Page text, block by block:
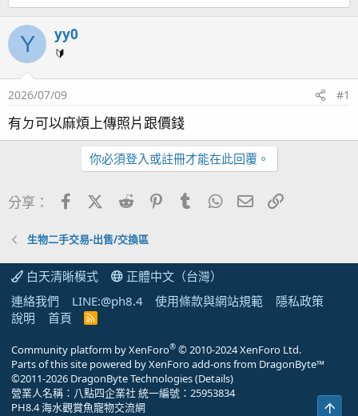
Y yy0
🔰
2026/07/09 #1
有ㄉ可以麻煩上傳照片跟價錢
你必須登入或註冊才能在此回覆。
分享： FacebookX (Twitter)
Reddit PinterestTumblrWhatsApp電子郵件
生物二手交易-出售/交換區
白天清晰模式
正體中文（台灣）
連絡我們
LINE:@ph8.4 使用條款與網站規範
隱私政策
說明
首頁
R
Community platform by XenForo® © 2010-2024 XenForo Ltd.
Parts of this site powered byXenForo add-ons from DragonByte™
©2011-2026 DragonByte Technologies(Details)
營業人名稱：八點四企業社 統一編號：25953834
PH8.4 海水觀賞魚寵物交流網
上方